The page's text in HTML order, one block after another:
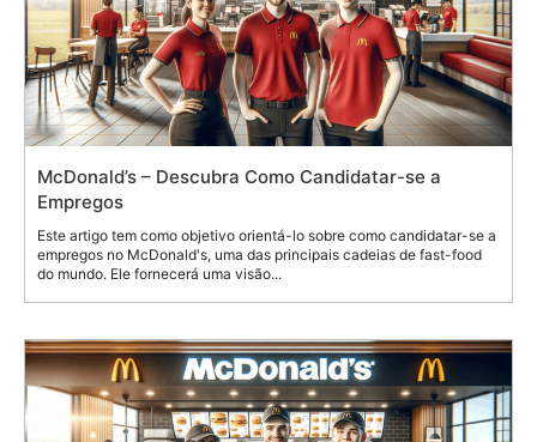
McDonald’s – Descubra Como Candidatar-se a
Empregos
Este artigo tem como objetivo orientá-lo sobre como candidatar-se a
empregos no McDonald's, uma das principais cadeias de fast-food
do mundo. Ele fornecerá uma visão...